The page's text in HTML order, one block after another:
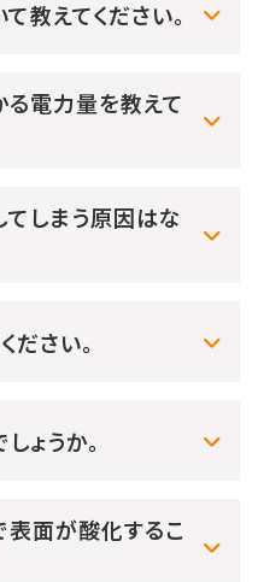
教えてください。
電力量を教えて
しまう原因はな
ださい。
ょうか。
面が酸化するこ